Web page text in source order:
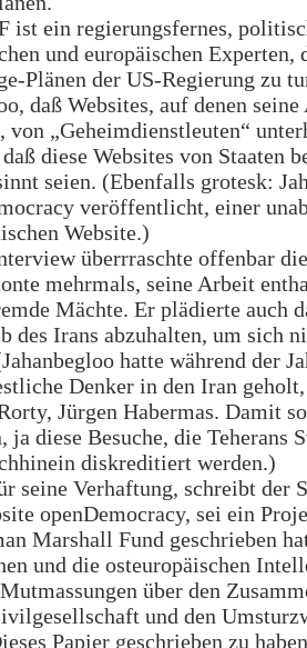
ist ein regierungsfernes,
und europäischen Experten,
Plänen der US-Regierung zu
daß Websites, auf denen
„Geheimdienstleuten“
diese Websites von Staaten
seien. (Ebenfalls grotesk:
veröffentlicht, einer
Website.)
überrraschte offenbar
mehrmals, seine Arbeit
Mächte. Er plädierte auch
des Irans abzuhalten, um sich
hatte während der
Denker in den Iran
Jürgen Habermas. Damit
diese Besuche, die Teherans
diskreditiert werden.)
seine Verhaftung, schreibt der
openDemocracy, sei ein
Marshall Fund geschrieben
und die osteuropäischen
über den
und den
Papier geschrieben zu